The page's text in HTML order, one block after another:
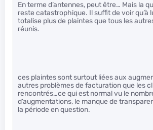
En terme d’antennes, peut être… Mais la
reste catastrophique. Il suffit de voir qu’à
totalise plus de plaintes que tous les
réunis.
ces plaintes sont surtout liées aux
autres problèmes de facturation que les
rencontrés…ce qui est normal vu le
d’augmentations, le manque de
la période en question.